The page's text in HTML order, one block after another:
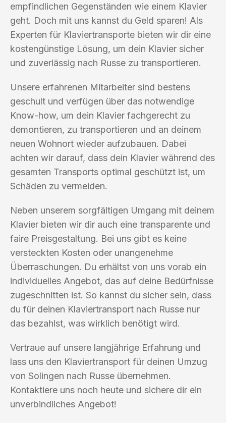
empfindlichen Gegenständen wie einem Klavier
geht. Doch mit uns kannst du Geld sparen! Als
Experten für Klaviertransporte bieten wir dir eine
kostengünstige Lösung, um dein Klavier sicher
und zuverlässig nach Russe zu transportieren.
Unsere erfahrenen Mitarbeiter sind bestens
geschult und verfügen über das notwendige
Know-how, um dein Klavier fachgerecht zu
demontieren, zu transportieren und an deinem
neuen Wohnort wieder aufzubauen. Dabei
achten wir darauf, dass dein Klavier während des
gesamten Transports optimal geschützt ist, um
Schäden zu vermeiden.
Neben unserem sorgfältigen Umgang mit deinem
Klavier bieten wir dir auch eine transparente und
faire Preisgestaltung. Bei uns gibt es keine
versteckten Kosten oder unangenehme
Überraschungen. Du erhältst von uns vorab ein
individuelles Angebot, das auf deine Bedürfnisse
zugeschnitten ist. So kannst du sicher sein, dass
du für deinen Klaviertransport nach Russe nur
das bezahlst, was wirklich benötigt wird.
Vertraue auf unsere langjährige Erfahrung und
lass uns den Klaviertransport für deinen Umzug
von Solingen nach Russe übernehmen.
Kontaktiere uns noch heute und sichere dir ein
unverbindliches Angebot!